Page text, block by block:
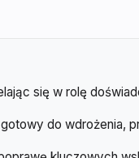
się w rolę
do wdrożenia,